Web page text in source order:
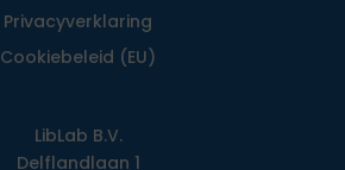
Privacy­verklaring
Cookiebeleid (EU)
LibLab B.V.
Delflandlaan 1